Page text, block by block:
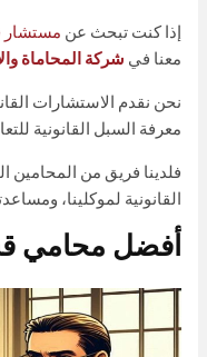
إذا كنت تبحث عن مستشار
معنا في شركة المحاماة
نحن نقدم الاستشارات
معرفة السبل القانونية
فلدينا فريق من المحامين
القانونية لموكلينا،
أفضل محامي